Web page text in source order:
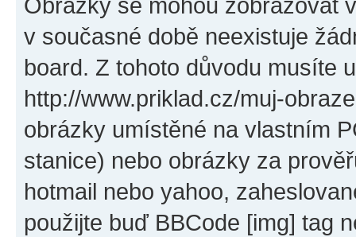
v současné době neexistuje
board. Z tohoto důvodu musíte
http://www.priklad.cz/muj-
obrázky umístěné na vlastním
stanice) nebo obrázky za
hotmail nebo yahoo,
použijte buď BBCode [img] tag